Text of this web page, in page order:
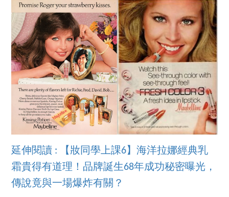
延伸閱讀 : 【妝同學上課6】海洋拉娜經典乳
霜貴得有道理！品牌誕生68年成功秘密曝光，
傳說竟與一場爆炸有關？